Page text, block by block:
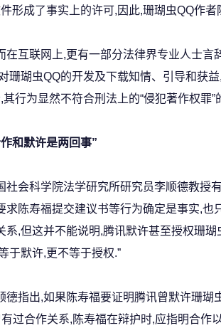
形成了事实上的许可,因此,珊瑚虫QQ作
联网上,更有一部分法律界专业人士言
珊瑚虫QQ的开发及下载知情、引导和获
其行为显然不符合刑法上的“侵犯著作权罪
默许是两回事”
科学院法学研究所研究员李顺德教授
求陈寿福提交建议书等行为确定是事实,也
系,但这并不能说明,腾讯默许甚至授权珊
于默许,更不等于授权.”
出,如果陈寿福要证明腾讯曾默许珊瑚
有过合作关系,陈寿福在辩护时,应指明合作